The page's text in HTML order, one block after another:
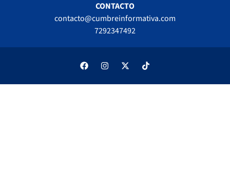
CONTACTO
contacto@cumbreinformativa.com
7292347492